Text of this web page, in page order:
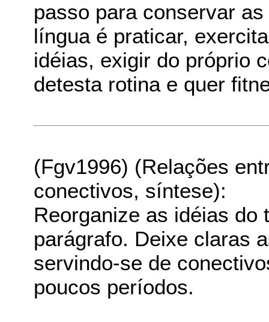
passo para conservar
língua é praticar,
idéias, exigir do próprio
detesta rotina e quer
(Fgv1996) (Relações
conectivos, síntese):
Reorganize as idéias do
parágrafo. Deixe claras
servindo-se de
poucos períodos.